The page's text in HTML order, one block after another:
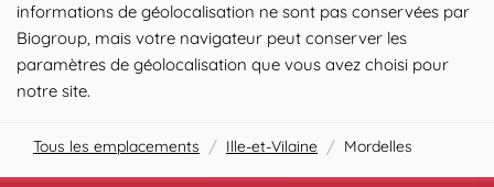
informations de géolocalisation ne sont pas conservées par
Biogroup, mais votre navigateur peut conserver les
paramètres de géolocalisation que vous avez choisi pour
notre site.
Tous les emplacements / Ille-et-Vilaine / Mordelles